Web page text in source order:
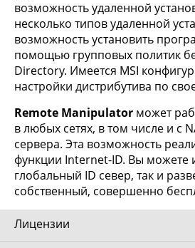
возможность удаленной
несколько типов удаленной
возможность установить
помощью групповых политик
Directory. Имеется MSI
настройки дистрибутива по
Remote Manipulator может
в любых сетях, в том числе и с
сервера. Эта возможность
функции Internet-ID. Вы можете
глобальный ID север, так и
собственный, совершенно
Лицензии